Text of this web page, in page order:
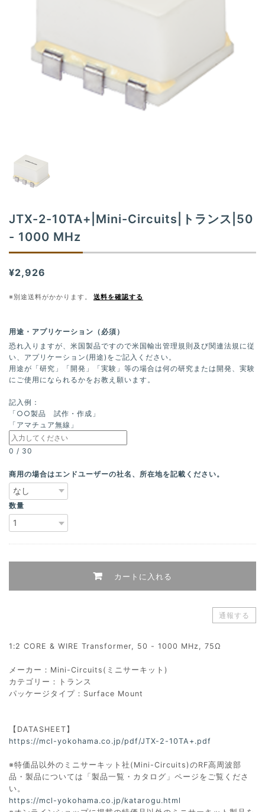
JTX-2-10TA+|Mini-Circuits|トランス|50
- 1000 MHz
¥2,926
※別途送料がかかります。 送料を確認する
用途・アプリケーション（必須）
恐れ入りますが、米国製品ですので米国輸出管理規則及び関連法規に従
い、アプリケーション(用途)をご記入ください。
用途が「研究」「開発」「実験」等の場合は何の研究または開発、実験
にご使用になられるかをお教え願います。
記入例：
「○○製品 試作・作成」
「アマチュア無線」
0 / 30
商用の場合はエンドユーザーの社名、所在地を記載ください。
数量
カートに入れる
通報する
1:2 CORE & WIRE Transformer, 50 - 1000 MHz, 75Ω
メーカー：Mini-Circuits(ミニサーキット)
カテゴリー：トランス
パッケージタイプ：Surface Mount
【DATASHEET】
https://mcl-yokohama.co.jp/pdf/JTX-2-10TA+.pdf
※特価品以外のミニサーキット社(Mini-Circuits)のRF高周波部
品・製品については「製品一覧・カタログ」ページをご覧くださ
い。
https://mcl-yokohama.co.jp/katarogu.html